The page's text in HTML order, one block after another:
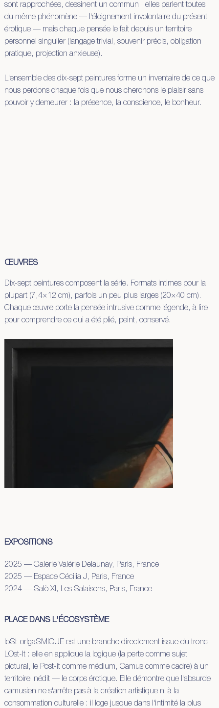
sont rapprochées, dessinent un commun : elles parlent toutes
du même phénomène — l'éloignement involontaire du présent
érotique — mais chaque pensée le fait depuis un territoire
personnel singulier (langage trivial, souvenir précis, obligation
pratique, projection anxieuse).
L'ensemble des dix-sept peintures forme un inventaire de ce que
nous perdons chaque fois que nous cherchons le plaisir sans
pouvoir y demeurer : la présence, la conscience, le bonheur.
ŒUVRES
Dix-sept peintures composent la série. Formats intimes pour la
plupart (7,4×12 cm), parfois un peu plus larges (20×40 cm).
Chaque œuvre porte la pensée intrusive comme légende, à lire
pour comprendre ce qui a été plié, peint, conservé.
EXPOSITIONS
2025 — Galerie Valérie Delaunay, Paris, France
2025 — Espace Cécilia J, Paris, France
2024 — Salò XI, Les Salaisons, Paris, France
PLACE DANS L'ÉCOSYSTÈME
loSt-orIgaSMIQUE est une branche directement issue du tronc
LOst-It : elle en applique la logique (la perte comme sujet
pictural, le Post-it comme médium, Camus comme cadre) à un
territoire inédit — le corps érotique. Elle démontre que l'absurde
camusien ne s'arrête pas à la création artistique ni à la
consommation culturelle : il loge jusque dans l'intimité la plus